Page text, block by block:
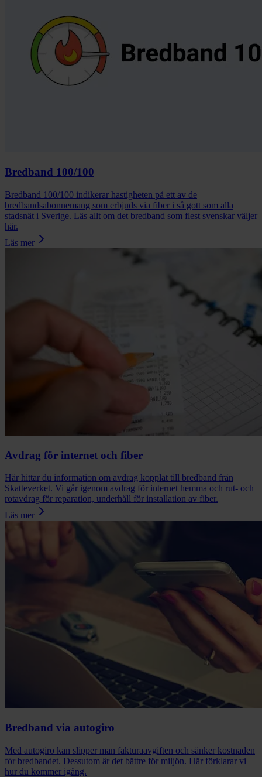
Bredband 100/100
Bredband 100/100 indikerar hastigheten på ett av de
bredbandsabonnemang som erbjuds via fiber i så gott som alla
stadsnät i Sverige. Läs allt om det bredband som flest svenskar väljer
här.
Läs mer
Avdrag för internet och fiber
Här hittar du information om avdrag kopplat till bredband från
Skatteverket. Vi går igenom avdrag för internet hemma och rut- och
rotavdrag för reparation, underhåll för installation av fiber.
Läs mer
Bredband via autogiro
Med autogiro kan slipper man fakturaavgiften och sänker kostnaden
för bredbandet. Dessutom är det bättre för miljön. Här förklarar vi
hur du kommer igång.